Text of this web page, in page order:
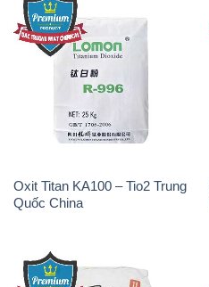
Oxit Titan KA100 – Tio2 Trung
Quốc China